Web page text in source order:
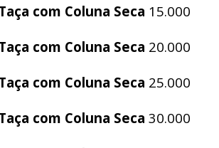
com Coluna Seca 15.000
com Coluna Seca 20.000
com Coluna Seca 25.000
com Coluna Seca 30.000